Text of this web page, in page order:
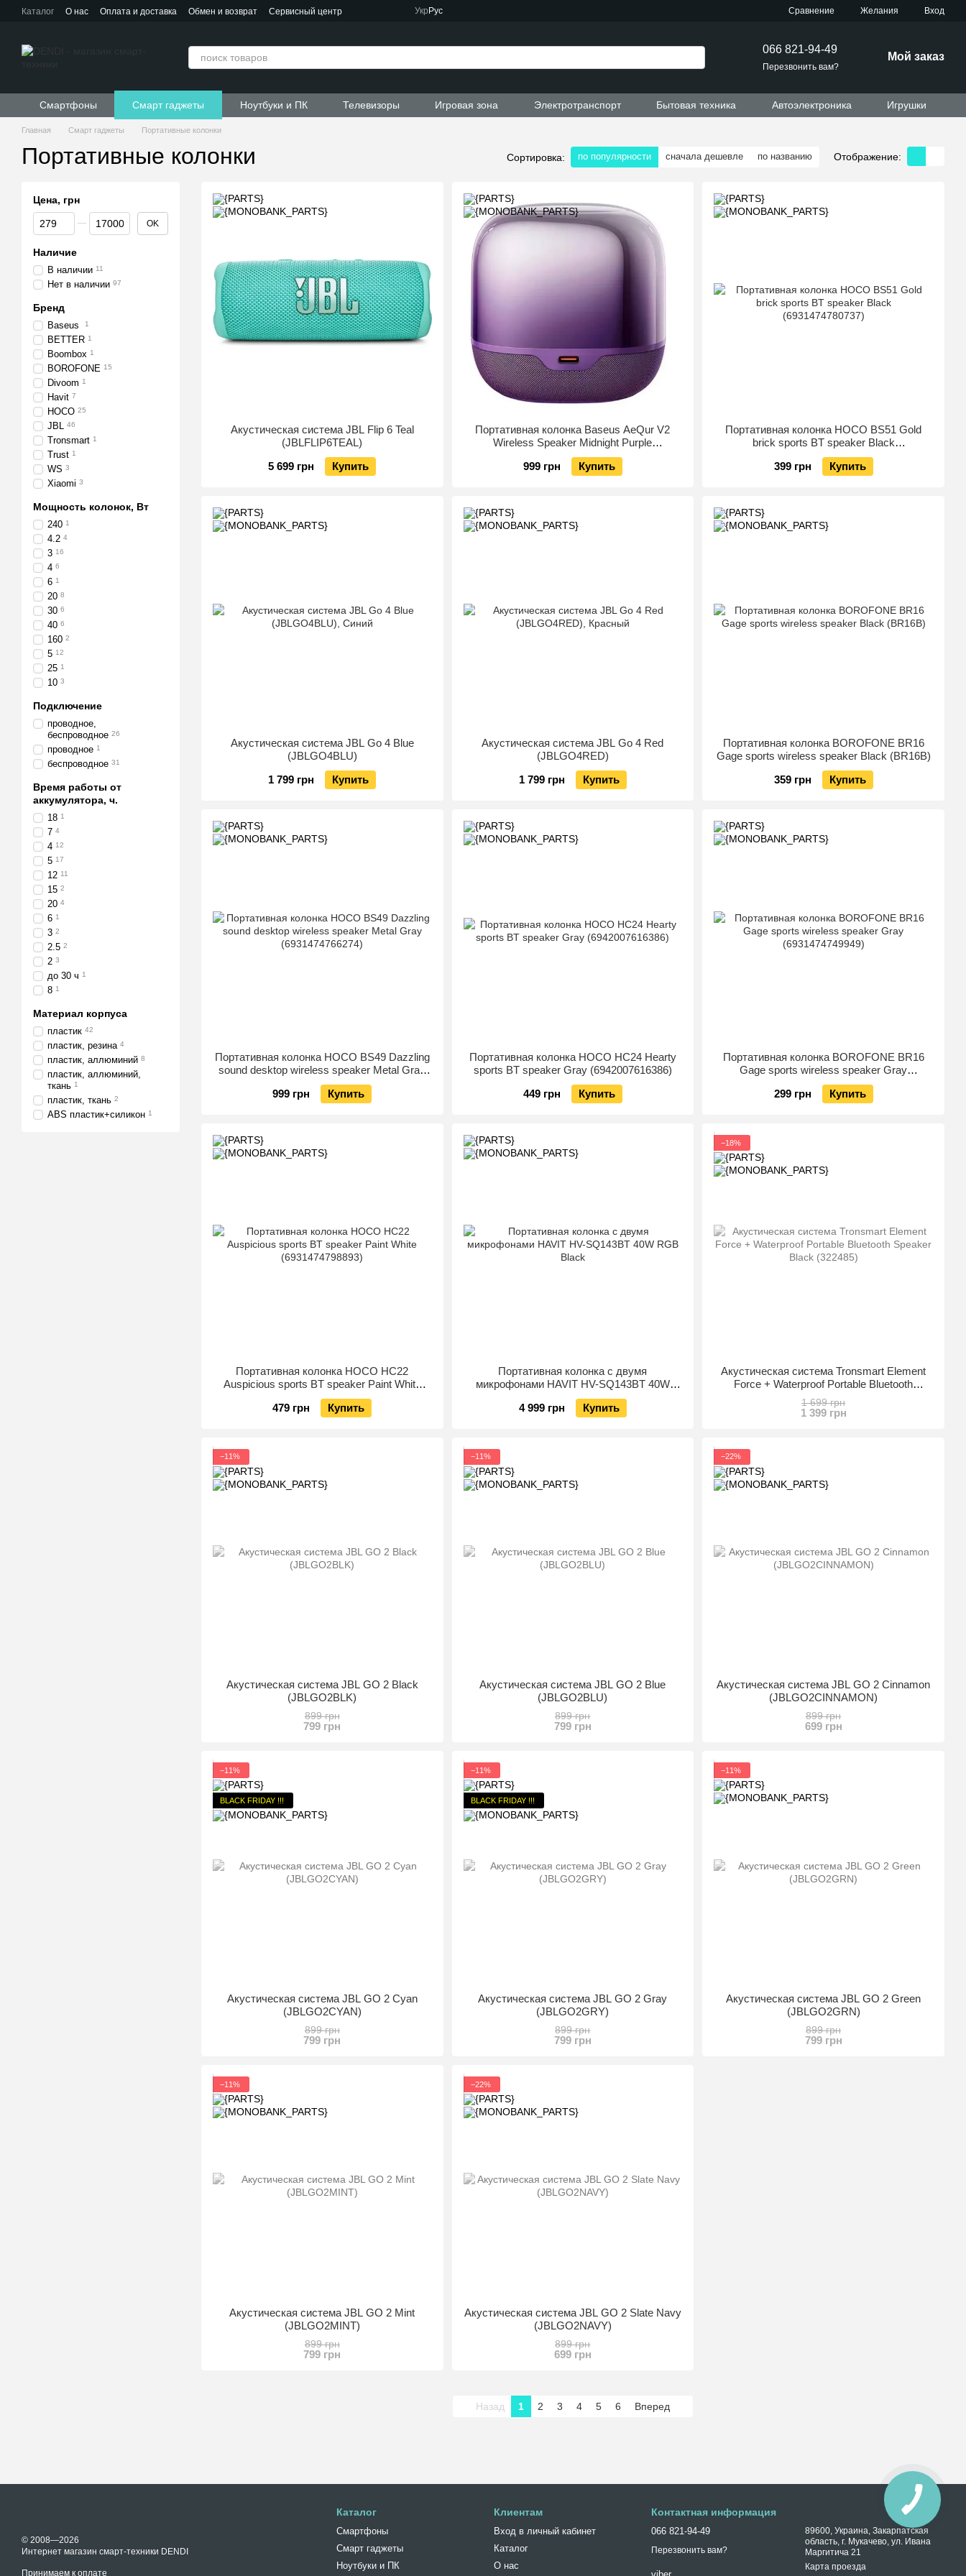
Перейти к основному контенту
Каталог О нас Оплата и доставка Обмен и возврат
Сервисный центр
Укр Рус Сравнение Желания Вход
066 821-94-49
Перезвонить вам?
Мой заказ
Смартфоны Смарт гаджеты Ноутбуки и ПК Телевизоры Игровая зона Электротранспорт Бытовая техника Автоэлектроника Игрушки
Главная Смарт гаджеты Портативные колонки
Портативные колонки Сортировка: по популярности сначала дешевле по названию Отображение:
Акустическая система JBL Flip 6 Teal
(JBLFLIP6TEAL)
5 699 грн
Купить
Портативная колонка Baseus AeQur V2
Wireless Speaker Midnight Purple
(A20056200521-00)
999 грн
Купить
Портативная колонка HOCO BS51 Gold
brick sports BT speaker Black
(6931474780737)
399 грн
Купить
Акустическая система JBL Go 4 Blue
(JBLGO4BLU)
1 799 грн
Купить
Акустическая система JBL Go 4 Red
(JBLGO4RED)
1 799 грн
Купить
Портативная колонка BOROFONE BR16
Gage sports wireless speaker Black (BR16B)
359 грн
Купить
Портативная колонка HOCO BS49 Dazzling
sound desktop wireless speaker Metal Gray
(6931474766274)
999 грн
Купить
Портативная колонка HOCO HC24 Hearty
sports BT speaker Gray (6942007616386)
449 грн
Купить
Портативная колонка BOROFONE BR16
Gage sports wireless speaker Gray
(6931474749949)
299 грн
Купить
Портативная колонка HOCO HC22
Auspicious sports BT speaker Paint White
(6931474798893)
479 грн
Купить
Портативная колонка с двумя
микрофонами HAVIT HV-SQ143BT 40W
RGB Black
4 999 грн
Купить
−18%
Акустическая система Tronsmart Element
Force + Waterproof Portable Bluetooth
Speaker Black (322485)
1 699 грн
1 399 грн
−11%
Акустическая система JBL GO 2 Black
(JBLGO2BLK)
899 грн
799 грн
−11%
Акустическая система JBL GO 2 Blue
(JBLGO2BLU)
899 грн
799 грн
−22%
Акустическая система JBL GO 2 Cinnamon
(JBLGO2CINNAMON)
899 грн
699 грн
−11%
BLACK FRIDAY !!!
Акустическая система JBL GO 2 Cyan
(JBLGO2CYAN)
899 грн
799 грн
−11%
BLACK FRIDAY !!!
Акустическая система JBL GO 2 Gray
(JBLGO2GRY)
899 грн
799 грн
−11%
Акустическая система JBL GO 2 Green
(JBLGO2GRN)
899 грн
799 грн
−11%
Акустическая система JBL GO 2 Mint
(JBLGO2MINT)
899 грн
799 грн
−22%
Акустическая система JBL GO 2 Slate Navy
(JBLGO2NAVY)
899 грн
699 грн
Назад 1 2 3 4 5 6 Вперед
Цена, грн
От Цена, грн
До Цена, грн OK
Наличие
В наличии 11
Нет в наличии 97
Бренд
Baseus 1
BETTER 1
Boombox 1
BOROFONE 15
Divoom 1
Havit 7
HOCO 25
JBL 46
Tronsmart 1
Trust 1
WS 3
Xiaomi 3
Мощность колонок, Вт
240 1
4.2 4
3 16
4 6
6 1
20 8
30 6
40 6
160 2
5 12
25 1
10 3
Подключение
проводное,
беспроводное 26
проводное 1
беспроводное 31
Время работы от
аккумулятора, ч.
18 1
7 4
4 12
5 17
12 11
15 2
20 4
6 1
3 2
2.5 2
2 3
до 30 ч 1
8 1
Материал корпуса
пластик 42
пластик, резина 4
пластик, аллюминий 8
пластик, аллюминий,
ткань 1
пластик, ткань 2
ABS пластик+силикон 1
© 2008—2026
Интернет магазин смарт-техники DENDI
Принимаем к оплате
Каталог
Смартфоны
Смарт гаджеты
Ноутбуки и ПК
Клиентам
Вход в личный кабинет
Каталог
О нас
Контактная информация
066 821-94-49
Перезвонить вам?
89600, Украина, Закарпатская
область, г. Мукачево, ул. Ивана
Маргитича 21
Карта проезда